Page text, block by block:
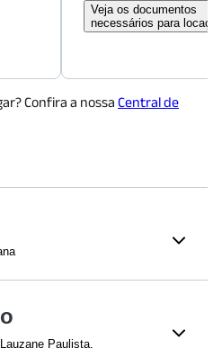
Veja os documentos
necessários para
Confira a nossa Central de
Paulista.